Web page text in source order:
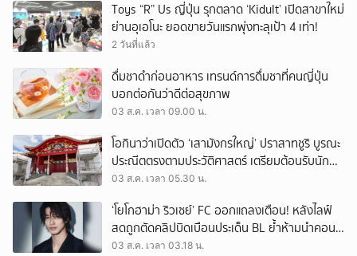
Toys “R” Us ญี่ปุ่น รุกตลาด ‘Kidult’ เปิดสาขาใหม่
ย่านอุเอโนะ ยอดขายวันแรกพุ่งทะลุเป้า 4 เท่า!
2 วันที่แล้ว
ดื่มชาดำก่อนอาหาร เทรนด์การดื่มชาที่คนญี่ปุ่น
บอกต่อกันว่าดีต่อสุขภาพ
03 ส.ค. เวลา 09.00 น.
โอกินาว่าเปิดตัว ‘เสามังกรใหญ่’ ปราสาทชูริ บูรณะ
ประณีตตรงตามประวัติศาสตร์ เตรียมต้อนรับนัก
ท่องเที่ยว 23 พ.ย. นี้
03 ส.ค. เวลา 05.30 น.
‘โยโกฮาม่า ริวเซย์’ FC ออกแถลงเตือน! หลังไลฟ์
สดถูกตัดคลิปบิดเบือนประเด็น BL ย้ำห้ามนำคอน
เทนต์ออกนอกกลุ่ม
03 ส.ค. เวลา 03.18 น.